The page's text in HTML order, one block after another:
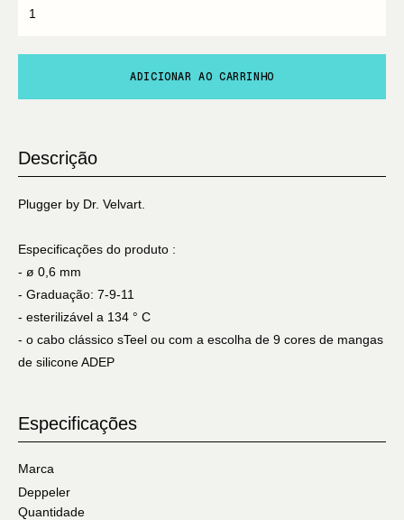
ADICIONAR AO CARRINHO
Descrição
Plugger by Dr. Velvart.
Especificações do produto :
- ø 0,6 mm
- Graduação: 7-9-11
- esterilizável a 134 ° C
- o cabo clássico sTeel ou com a escolha de 9 cores de mangas
de silicone ADEP
Especificações
Marca
Deppeler
Quantidade